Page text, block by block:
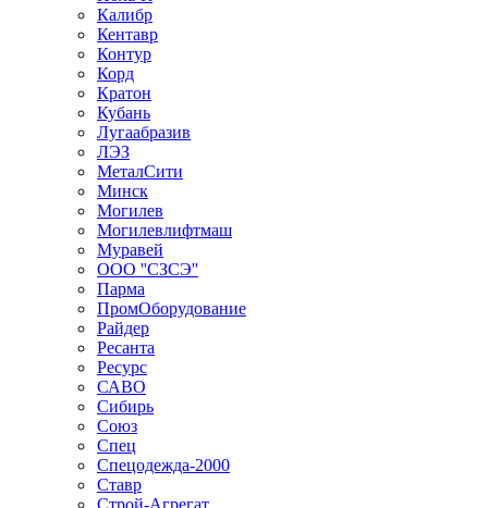
Калибр
Кентавр
Контур
Корд
Кратон
Кубань
Лугаабразив
ЛЭЗ
МеталСити
Минск
Могилев
Могилевлифтмаш
Муравей
ООО ''СЗСЭ''
Парма
ПромОборудование
Райдер
Ресанта
Ресурс
САВО
Сибирь
Союз
Спец
Спецодежда-2000
Ставр
Строй-Агрегат